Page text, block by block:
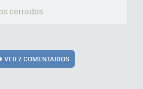
cerrados
VER7 COMENTARIOS